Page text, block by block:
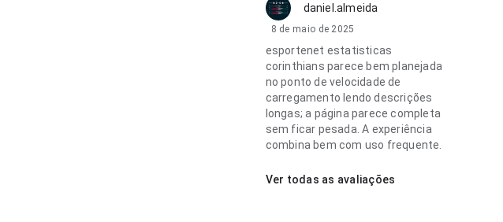
daniel.almeida
8 de maio de 2025
esportenet estatisticas
corinthians parece bem planejada
no ponto de velocidade de
carregamento lendo descrições
longas; a página parece completa
sem ficar pesada. A experiência
combina bem com uso frequente.
Ver todas as avaliações